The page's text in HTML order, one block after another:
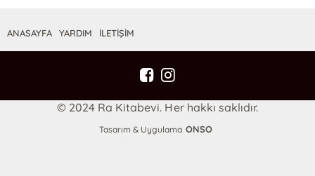
ANASAYFA YARDIM İLETİŞİM
© 2024 Ra Kitabevi. Her hakkı saklıdır.
Tasarım & Uygulama ONSO